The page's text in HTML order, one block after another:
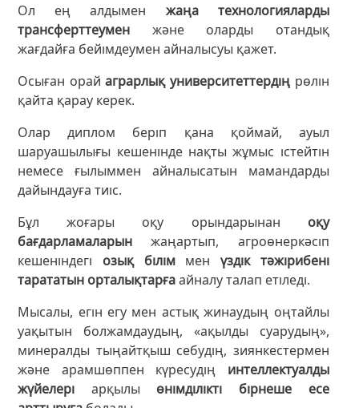
Ол ең алдымен жаңа технологияларды
трансферттеумен және оларды отандық
жағдайға бейімдеумен айналысуы қажет.
Осыған орайаграрлық университеттердің рөлін
қайта қарау керек.
Олар диплом беріп қана қоймай, ауыл
шаруашылығы кешенінде нақты жұмыс істейтін
немесе ғылыммен айналысатын мамандарды
дайындауға тиіс.
Бұл жоғары оқу орындарынан оқу
бағдарламаларын жаңартып, агроөнеркәсіп
кешеніндегі озық біліммен үздік тәжірибені
тарататын орталықтарғаайналу талап етіледі.
Мысалы, егін егу мен астық жинаудың оңтайлы
уақытын болжамдаудың, «ақылды суарудың»,
минералды тыңайтқыш себудің, зиянкестермен
және арамшөппен күресудің интеллектуалды
жүйелері арқылы өнімділікті бірнеше есе